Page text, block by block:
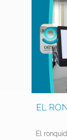
EL
El